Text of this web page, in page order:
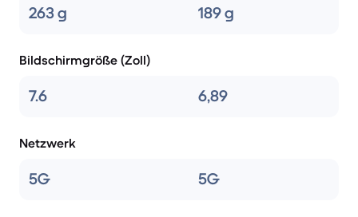
263 g 189 g
Bildschirmgröße (Zoll)
7.6 6,89
Netzwerk
5G 5G